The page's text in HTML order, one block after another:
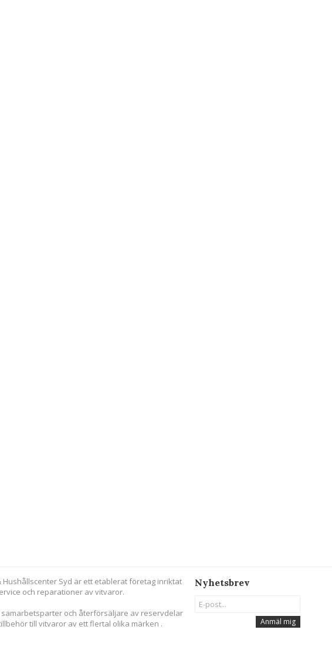
Nyhetsbrev
Anmäl mig
Hushållscenter Syd är ett etablerat företag inriktat
och reparationer av vitvaror.
samarbetsparter och återförsäljare av reservdelar
till vitvaror av ett flertal olika märken .